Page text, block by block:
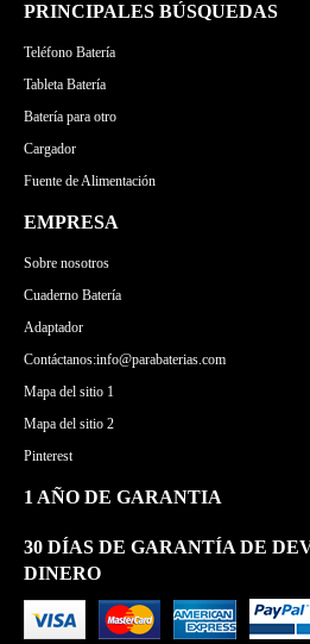
PRINCIPALES BÚSQUEDAS
Teléfono Batería
Tableta Batería
Batería para otro
Cargador
Fuente de Alimentación
EMPRESA
Sobre nosotros
Cuaderno Batería
Adaptador
Contáctanos:info@parabaterias.com
Mapa del sitio 1
Mapa del sitio 2
Pinterest
1 AÑO DE GARANTIA
30 DÍAS DE GARANTÍA DE
DINERO